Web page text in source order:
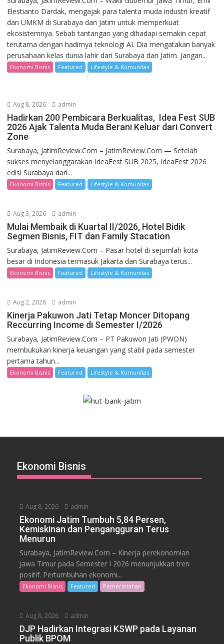
Elestianto Dardak, mengajak para talenta muda industri kreatif
dan UMKM di Surabaya dan Jatim untuk memperkuat
ekosistemnya. Sebab tantangan yang dihadapi semakin cepat
terutama dengan hadirnya teknologi AI. Dia mengatakan banyak
perusahaan kelas dunia lahir dari Surabaya dan Jatim. Jangan...
Ekonomi Bisnis Featured Lifestyle & Komunitas
Aug 8, 2026 admin
Hadirkan 200 Pembicara Berkualitas, Idea Fest SUB
2026 Ajak Talenta Muda Berani Keluar dari Convert
Zone
Surabaya, JatimReview.Com – JatimReview.Com — Setelah
sukses menyelanggarakan IdeaFest SUB 2025, IdeaFest 2026
edisi Surabaya dari...
Ekonomi Bisnis Featured Lifestyle & Komunitas
Aug 3, 2026 admin
Mulai Membaik di Kuartal II/2026, Hotel Bidik
Segmen Bisnis, FIT dan Family Stacation
Surabaya, JatimReview.Com – Pasar hotel di sejumlah kota
besar di Indonesia termasuk Jakarta dan Surabaya terus...
Ekonomi Bisnis Featured Lifestyle & Komunitas
Aug 2, 2026 admin
Kinerja Pakuwon Jati Tetap Moncer Ditopang
Reccurring Income di Semester I/2026
Surabaya, JatimReview.Com – PT Pakuwon Jati (PWON)
membukukan kinerja keuangan yang stabil pada semester
pertama tahun...
Ekonomi Bisnis Featured Lifestyle & Komunitas
Ekonomi Bisnis
Aug 8, 2026 admin
Ekonomi Jatim Tumbuh 5,84 Persen,
Kemiskinan dan Pengangguran Terus
Menurun
Surabaya, JatimReview.Com – Kinerja perekonomian
Jawa Timur pada Semester I 2026 menunjukkan tren
positif. Pertumbuhan ekonomi...
Ekonomi Bisnis Featured Pemerintahan
Aug 8, 2026 admin
DJP Hadirkan Integrasi KSWP pada Layanan
Publik BPOM